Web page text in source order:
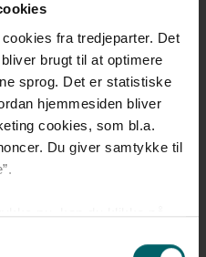
fra tredjeparter. Det
brugt til at optimere
sprog. Det er statistiske
hjemmesiden bliver
cookies, som bl.a.
Du giver samtykke til
nu, kan du klikke på
rekruttere
på tværs fx køn,
for at få
gammel og være